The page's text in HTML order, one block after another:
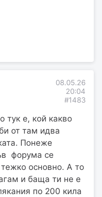
08.05.26
20:04
#1483
тук е, кой какво
от там идва
Понеже
форума се
основно. А то
и баща ти не е
по 200 кила